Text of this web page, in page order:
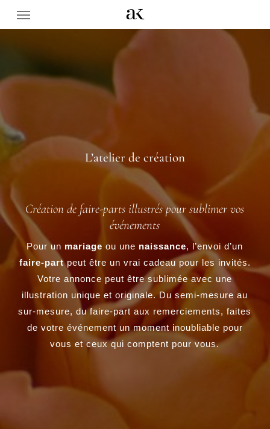
Menu
L’atelier de création
Création de faire-parts illustrés pour sublimer vos
événements
Pour un mariage ou une naissance, l’envoi d’un
faire-partpeut être un vrai cadeau pour les invités.
Votre annonce peut être sublimée avec une
illustration unique et originale. Du semi-mesure au
sur-mesure, du faire-part aux remerciements, faites
de votre événement un moment inoubliable pour
vous et ceux qui comptent pour vous.